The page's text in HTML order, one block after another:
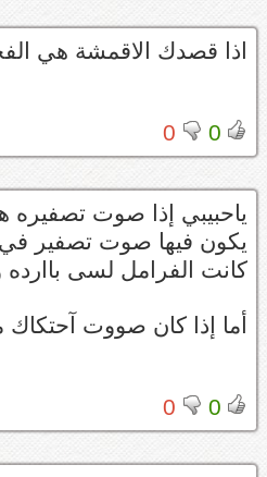
اذا قصدك الاقمشة هي
0
0
ياحبيبي إذا صوت تصفيره
يكون فيها صوت تصفير في
كانت الفرامل لسى باارده
أما إذا كان صووت
0
0